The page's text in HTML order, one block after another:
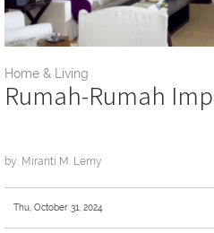
Home & Living
Rumah-Rumah
by: Miranti M. Lemy
Thu, October 31, 2024